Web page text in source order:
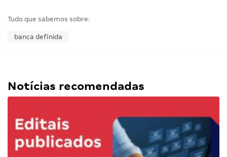
Tudo que sabemos sobre:
banca definida
Notícias recomendadas